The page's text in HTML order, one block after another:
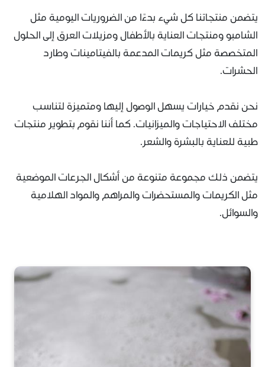
يتضمن منتجاتنا كل شيء بدءًا من الضروريات اليومية مثل
الشامبو ومنتجات العناية بالأطفال ومزيلات العرق إلى الحلول
المتخصصة مثل كريمات المدعمة بالفيتامينات وطارد
الحشرات.
نحن نقدم خيارات يسهل الوصول إليها ومتميزة لتناسب
مختلف الاحتياجات والميزانيات. كما أننا نقوم بتطوير منتجات
طبية للعناية بالبشرة والشعر.
يتضمن ذلك مجموعة متنوعة من أشكال الجرعات الموضعية
مثل الكريمات والمستحضرات والمراهم والمواد الهلامية
والسوائل.